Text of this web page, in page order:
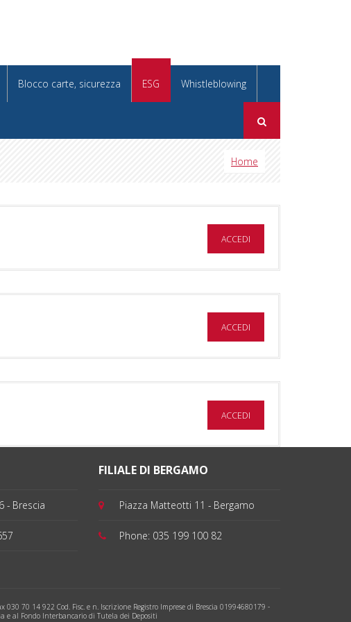
Blocco carte, sicurezza ESG Whistleblowing
Home
ACCEDI
ACCEDI
ACCEDI
- Brescia
FILIALE DI BERGAMO
Piazza Matteotti 11 - Bergamo
Phone: 035 199 100 82
70 14 922 Cod. Fisc. e n. Iscrizione Registro Imprese di Brescia 01994680179 -
e al Fondo Interbancario di Tutela dei Depositi